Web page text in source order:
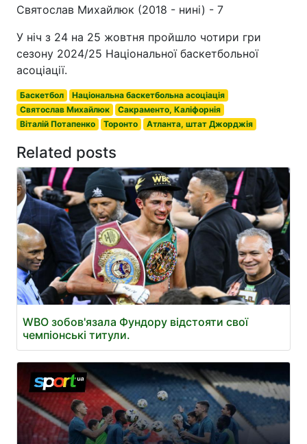
Святослав Михайлюк (2018 - нині) - 7
У ніч з 24 на 25 жовтня пройшло чотири гри
сезону 2024/25 Національної баскетбольної
асоціації.
Баскетбол
Національна баскетбольна асоціація
Святослав Михайлюк
Сакраменто, Каліфорнія
Віталій Потапенко
Торонто Атланта, штат Джорджія
Related posts
WBO зобов'язала Фундору відстояти свої
чемпіонські титули.